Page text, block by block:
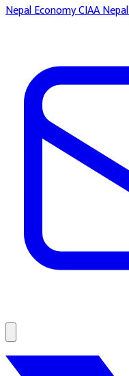
Nepal EconomyCIAA